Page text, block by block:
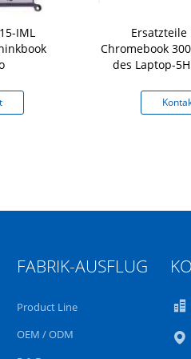
IML
Ersatzteile
Chromebook
des Laptop-
FABRIK-AUSFLUG
Product Line
OEM / ODM